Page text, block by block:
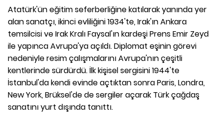
Atatürk'ün eğitim seferberliğine katılarak yanında yer
alan sanatçı, ikinci evliliğini 1934'te, Irak'ın Ankara
temsilcisi ve Irak Kralı Faysal'ın kardeşi Prens Emir Zeyd
ile yapınca Avrupa'ya açıldı. Diplomat eşinin görevi
nedeniyle resim çalışmalarını Avrupa'nın çeşitli
kentlerinde sürdürdü. İlk kişisel sergisini 1944'te
İstanbul'da kendi evinde açtıktan sonra Paris, Londra,
New York, Brüksel'de de sergiler açarak Türk çağdaş
sanatını yurt dışında tanıttı.